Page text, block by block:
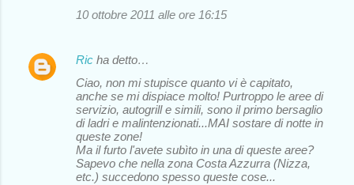
10 ottobre 2011 alle ore 16:15
Ric ha detto…
Ciao, non mi stupisce quanto vi è capitato,
anche se mi dispiace molto! Purtroppo le aree di
servizio, autogrill e simili, sono il primo bersaglio
di ladri e malintenzionati...MAI sostare di notte in
queste zone!
Ma il furto l'avete subìto in una di queste aree?
Sapevo che nella zona Costa Azzurra (Nizza,
etc.) succedono spesso queste cose...